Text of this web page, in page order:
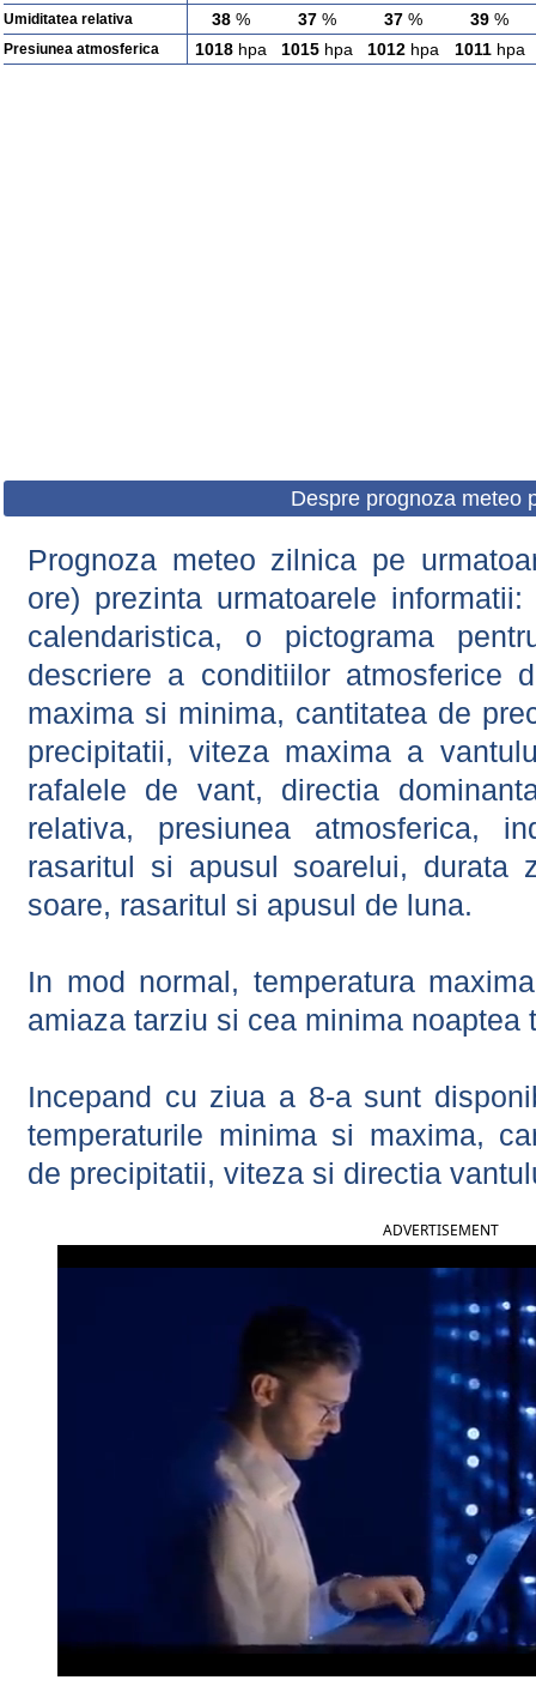
Umiditatea relativa 38 % 37 % 37 % 39 %
Presiunea atmosferica 1018 hpa 1015 hpa 1012 hpa 1011hpa
Despre prognoza meteo
Prognoza meteo zilnica pe
ore) prezinta urmatoarele
calendaristica, o pictograma
descriere a conditiilor atmosferice
maxima si minima, cantitatea de
precipitatii, viteza maxima a
rafalele de vant, directia
relativa, presiunea atmosferica,
rasaritul si apusul soarelui, durata
soare, rasaritul si apusul de luna.
In mod normal, temperatura
amiaza tarziu si cea minima noaptea
Incepand cu ziua a 8-a sunt
temperaturile minima si maxima,
de precipitatii, viteza si directia
ADVERTISEMENT